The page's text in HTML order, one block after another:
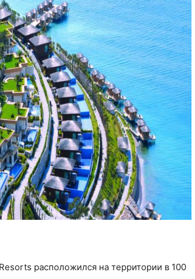
расположился на территории в 100